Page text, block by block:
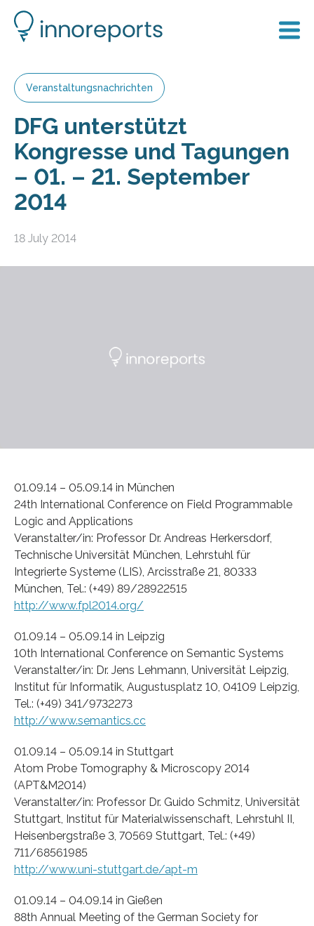
Veranstaltungsnachrichten
DFG unterstützt
Kongresse und Tagungen
– 01. – 21. September
2014
18 July 2014
01.09.14 – 05.09.14 in München
24th International Conference on Field Programmable
Logic and Applications
Veranstalter/in: Professor Dr. Andreas Herkersdorf,
Technische Universität München, Lehrstuhl für
Integrierte Systeme (LIS), Arcisstraße 21, 80333
München, Tel.: (+49) 89/28922515
http://www.fpl2014.org/
01.09.14 – 05.09.14 in Leipzig
10th International Conference on Semantic Systems
Veranstalter/in: Dr. Jens Lehmann, Universität Leipzig,
Institut für Informatik, Augustusplatz 10, 04109 Leipzig,
Tel.: (+49) 341/9732273
http://www.semantics.cc
01.09.14 – 05.09.14 in Stuttgart
Atom Probe Tomography & Microscopy 2014
(APT&M2014)
Veranstalter/in: Professor Dr. Guido Schmitz, Universität
Stuttgart, Institut für Materialwissenschaft, Lehrstuhl II,
Heisenbergstraße 3, 70569 Stuttgart, Tel.: (+49)
711/68561985
http://www.uni-stuttgart.de/apt-m
01.09.14 – 04.09.14 in Gießen
88th Annual Meeting of the German Society for